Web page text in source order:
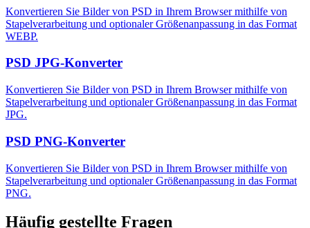
Konvertieren Sie Bilder von PSD in Ihrem Browser mithilfe von
Stapelverarbeitung und optionaler Größenanpassung in das Format
WEBP.
PSD JPG-Konverter
Konvertieren Sie Bilder von PSD in Ihrem Browser mithilfe von
Stapelverarbeitung und optionaler Größenanpassung in das Format
JPG.
PSD PNG-Konverter
Konvertieren Sie Bilder von PSD in Ihrem Browser mithilfe von
Stapelverarbeitung und optionaler Größenanpassung in das Format
PNG.
Häufig gestellte Fragen